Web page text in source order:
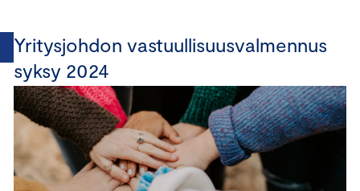
Yritysjohdon vastuullisuusvalmennus
syksy 2024